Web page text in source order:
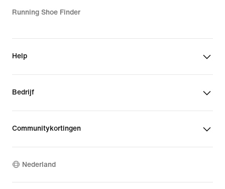
Running Shoe Finder
Help
Bedrijf
Communitykortingen
Nederland